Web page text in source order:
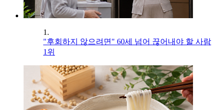
1.
"후회하지 않으려면" 60세 넘어 끊어내야 할 사람
1위